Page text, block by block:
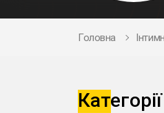
Головна
Категорії